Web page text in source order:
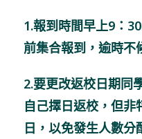
1.報到時間早上9：
前集合報到，逾時不
2.要更改返校日期同
自己擇日返校，但
日，以免發生人數